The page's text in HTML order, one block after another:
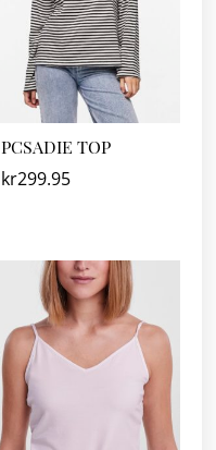
PCSADIE TOP
kr299.95